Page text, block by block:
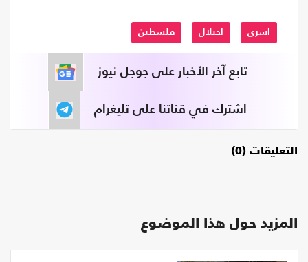
اسرى احتلال فلسطين
تابع آخر الأخبار على جوجل نيوز
اشترك في قناتنا على تليغرام
التعليقات (0)
المزيد حول هذا الموضوع